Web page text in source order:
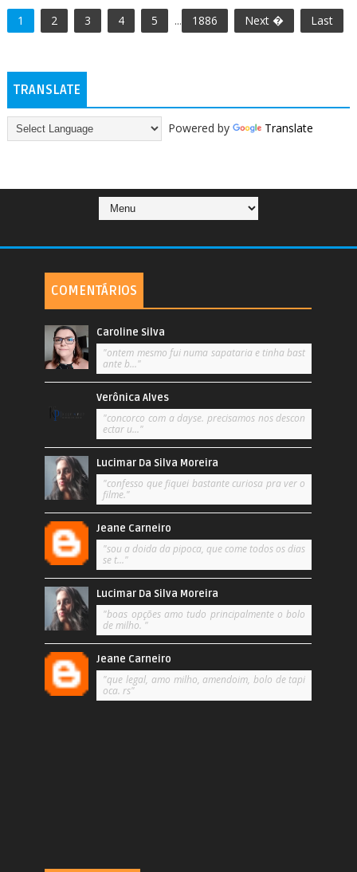
1 2 3 4 5 ... 1886 Next � Last
TRANSLATE
Powered by Translate
COMENTÁRIOS
Caroline Silva
"ontem mesmo fui numa sapataria e tinha bast
ante b..."
Verônica Alves
"concorco com a dayse. precisamos nos descon
ectar u..."
Lucimar Da Silva Moreira
"confesso que fiquei bastante curiosa pra ver o
filme."
Jeane Carneiro
"sou a doida da pipoca, que come todos os dias
se t..."
Lucimar Da Silva Moreira
"boas opções amo tudo principalmente o bolo
de milho. "
Jeane Carneiro
"que legal, amo milho, amendoim, bolo de tapi
oca. rs"